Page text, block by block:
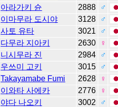
아라가키 슌 2888
♂
이마무라 도시야 3128
♂
사토 유타 3021
♂
다무라 지아키 2630
♀
니시무라 진 2984
♂
우쓰미 고키 3015
♂
Takayamabe Fumi 2628
♀
이와타 사에카 2776
♀
야다 나오키 3002
♂